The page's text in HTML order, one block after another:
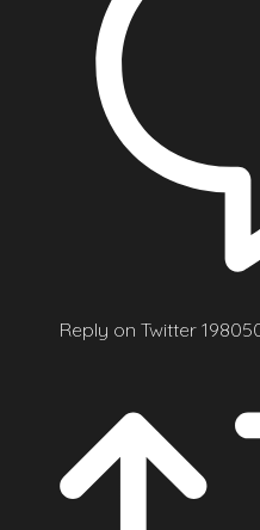
Reply on Twitter